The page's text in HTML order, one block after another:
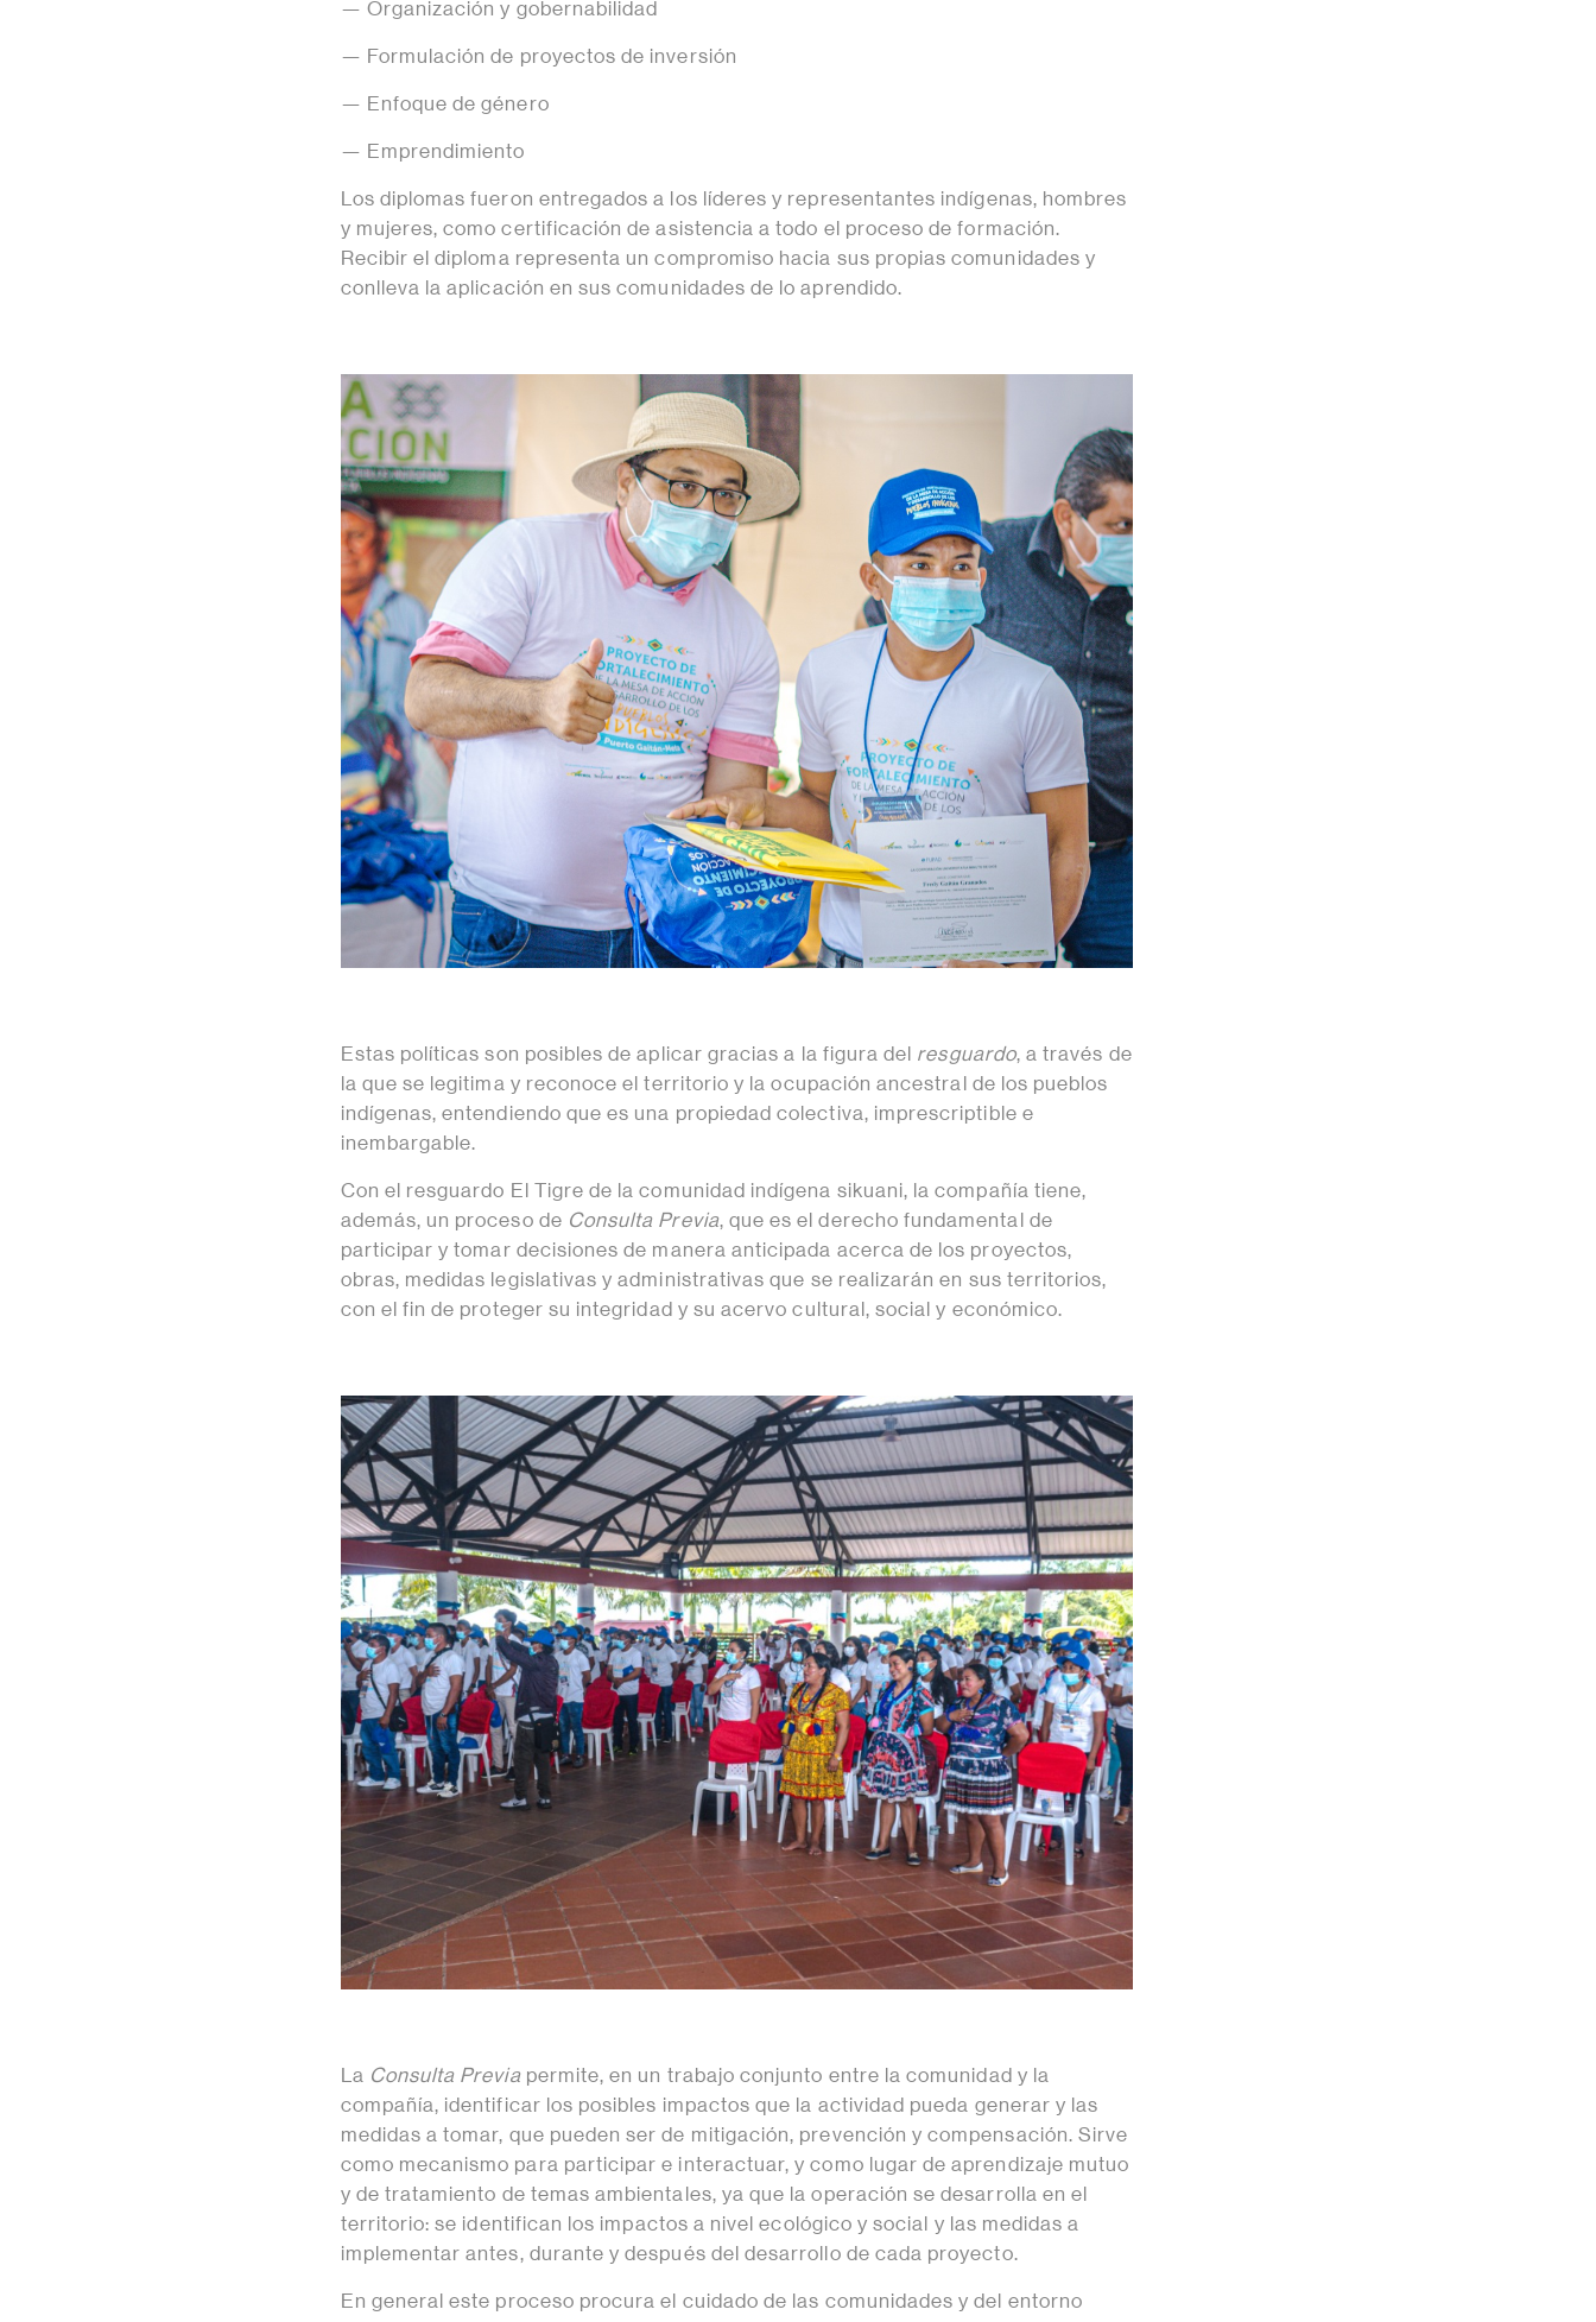
— Organización y gobernabilidad
— Formulación de proyectos de inversión
— Enfoque de género
— Emprendimiento
Los diplomas fueron entregados a los líderes y representantes indígenas, hombres
y mujeres, como certificación de asistencia a todo el proceso de formación.
Recibir el diploma representa un compromiso hacia sus propias comunidades y
conlleva la aplicación en sus comunidades de lo aprendido.
Estas políticas son posibles de aplicar gracias a la figura del resguardo, a través de
la que se legitima y reconoce el territorio y la ocupación ancestral de los pueblos
indígenas, entendiendo que es una propiedad colectiva, imprescriptible e
inembargable.
Con el resguardo El Tigre de la comunidad indígena sikuani, la compañía tiene,
además, un proceso de Consulta Previa, que es el derecho fundamental de
participar y tomar decisiones de manera anticipada acerca de los proyectos,
obras, medidas legislativas y administrativas que se realizarán en sus territorios,
con el fin de proteger su integridad y su acervo cultural, social y económico.
La Consulta Previa permite, en un trabajo conjunto entre la comunidad y la
compañía, identificar los posibles impactos que la actividad pueda generar y las
medidas a tomar, que pueden ser de mitigación, prevención y compensación. Sirve
como mecanismo para participar e interactuar, y como lugar de aprendizaje mutuo
y de tratamiento de temas ambientales, ya que la operación se desarrolla en el
territorio: se identifican los impactos a nivel ecológico y social y las medidas a
implementar antes, durante y después del desarrollo de cada proyecto.
En general este proceso procura el cuidado de las comunidades y del entorno